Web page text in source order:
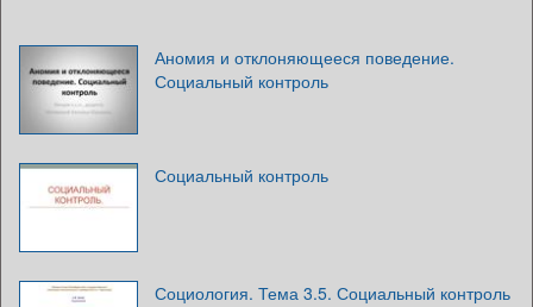
Аномия и отклоняющееся поведение.
Социальный контроль
Социальный контроль
Социология. Тема 3.5. Социальный контроль